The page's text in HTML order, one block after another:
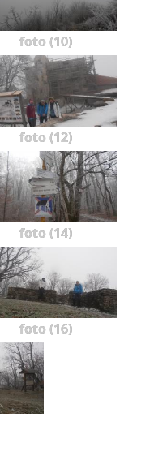
foto (10)
foto (12)
foto (14)
foto (16)